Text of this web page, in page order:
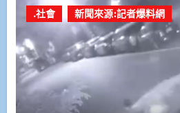
.社會 新聞來源:記者爆料網